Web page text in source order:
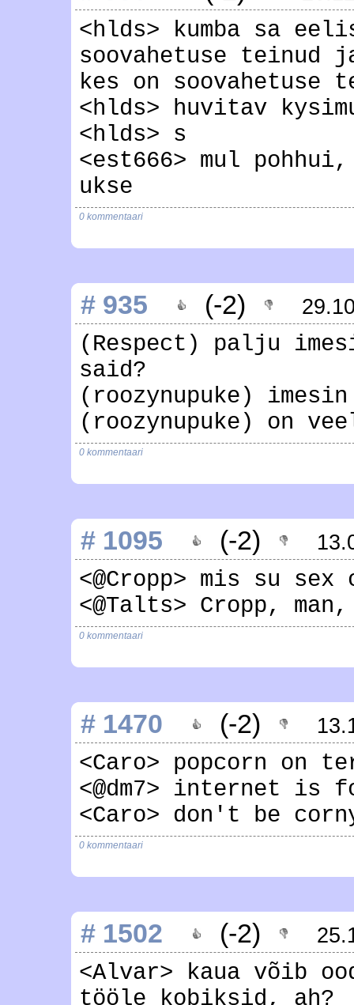
<hlds> kumba sa
soovahetuse teinud
kes on soovahetuse
<hlds> huvitav
<hlds> s
<est666> mul
ukse
0 kommentaari
# 935 (-2)
(Respect) palju
said?
(roozynupuke)
(roozynupuke) on
0 kommentaari
# 1095 (-2)
<@Cropp> mis su sex
<@Talts> Cropp,
0 kommentaari
# 1470 (-2)
<Caro> popcorn on
<@dm7> internet is
<Caro> don't be
0 kommentaari
# 1502 (-2)
<Alvar> kaua võib
tööle kobiksid, ah?